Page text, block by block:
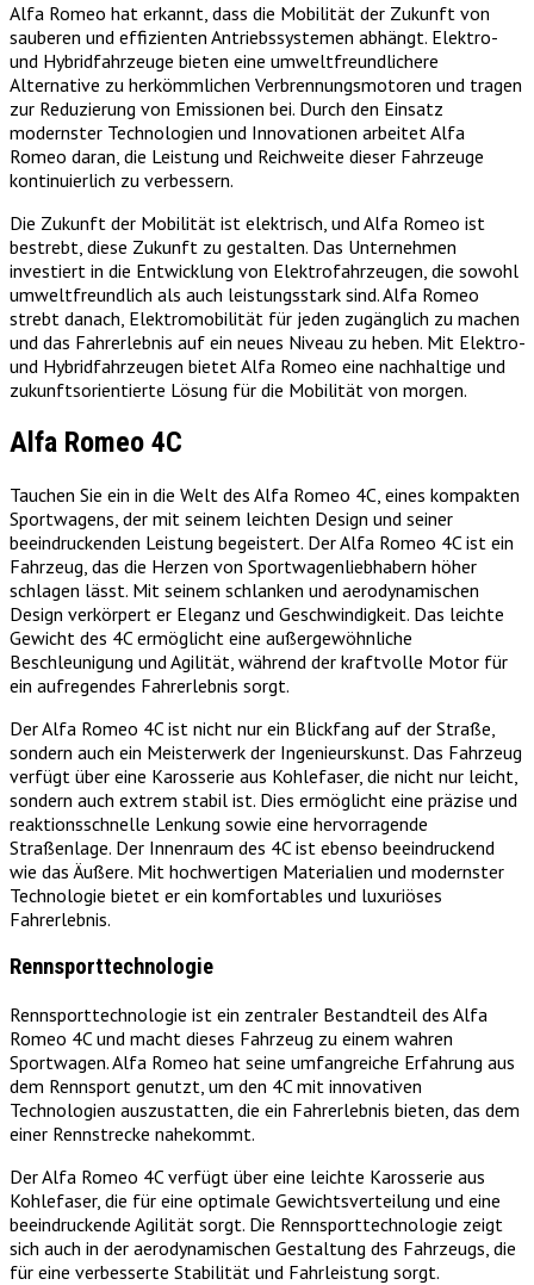
Alfa Romeo hat erkannt, dass die Mobilität der Zukunft von
sauberen und effizienten Antriebssystemen abhängt. Elektro-
und Hybridfahrzeuge bieten eine umweltfreundlichere
Alternative zu herkömmlichen Verbrennungsmotoren und tragen
zur Reduzierung von Emissionen bei. Durch den Einsatz
modernster Technologien und Innovationen arbeitet Alfa
Romeo daran, die Leistung und Reichweite dieser Fahrzeuge
kontinuierlich zu verbessern.
Die Zukunft der Mobilität ist elektrisch, und Alfa Romeo ist
bestrebt, diese Zukunft zu gestalten. Das Unternehmen
investiert in die Entwicklung von Elektrofahrzeugen, die sowohl
umweltfreundlich als auch leistungsstark sind. Alfa Romeo
strebt danach, Elektromobilität für jeden zugänglich zu machen
und das Fahrerlebnis auf ein neues Niveau zu heben. Mit Elektro-
und Hybridfahrzeugen bietet Alfa Romeo eine nachhaltige und
zukunftsorientierte Lösung für die Mobilität von morgen.
Alfa Romeo 4C
Tauchen Sie ein in die Welt des Alfa Romeo 4C, eines kompakten
Sportwagens, der mit seinem leichten Design und seiner
beeindruckenden Leistung begeistert. Der Alfa Romeo 4C ist ein
Fahrzeug, das die Herzen von Sportwagenliebhabern höher
schlagen lässt. Mit seinem schlanken und aerodynamischen
Design verkörpert er Eleganz und Geschwindigkeit. Das leichte
Gewicht des 4C ermöglicht eine außergewöhnliche
Beschleunigung und Agilität, während der kraftvolle Motor für
ein aufregendes Fahrerlebnis sorgt.
Der Alfa Romeo 4C ist nicht nur ein Blickfang auf der Straße,
sondern auch ein Meisterwerk der Ingenieurskunst. Das Fahrzeug
verfügt über eine Karosserie aus Kohlefaser, die nicht nur leicht,
sondern auch extrem stabil ist. Dies ermöglicht eine präzise und
reaktionsschnelle Lenkung sowie eine hervorragende
Straßenlage. Der Innenraum des 4C ist ebenso beeindruckend
wie das Äußere. Mit hochwertigen Materialien und modernster
Technologie bietet er ein komfortables und luxuriöses
Fahrerlebnis.
Rennsporttechnologie
Rennsporttechnologie ist ein zentraler Bestandteil des Alfa
Romeo 4C und macht dieses Fahrzeug zu einem wahren
Sportwagen. Alfa Romeo hat seine umfangreiche Erfahrung aus
dem Rennsport genutzt, um den 4C mit innovativen
Technologien auszustatten, die ein Fahrerlebnis bieten, das dem
einer Rennstrecke nahekommt.
Der Alfa Romeo 4C verfügt über eine leichte Karosserie aus
Kohlefaser, die für eine optimale Gewichtsverteilung und eine
beeindruckende Agilität sorgt. Die Rennsporttechnologie zeigt
sich auch in der aerodynamischen Gestaltung des Fahrzeugs, die
für eine verbesserte Stabilität und Fahrleistung sorgt.